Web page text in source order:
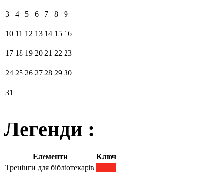
3 4 5 6 7 8 9
10 11 12 13 14 15 16
17 18 19 20 21 22 23
24 25 26 27 28 29 30
31
Легенди :
Елементи
Ключ
Тренінги для бібліотекарів